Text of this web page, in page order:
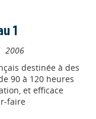
1
2006
destinée à des
90 à 120 heures
et efficace
faire